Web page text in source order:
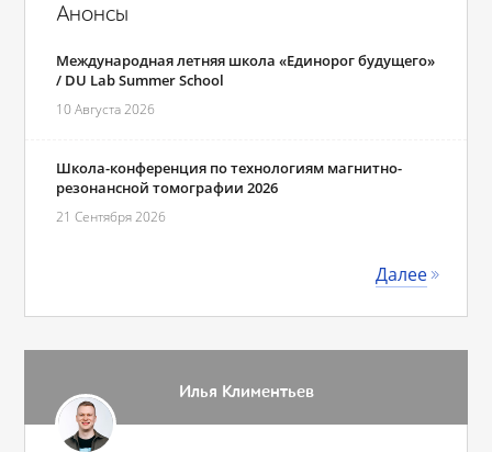
Анонсы
Международная летняя школа «Единорог будущего»
/ DU Lab Summer School
10 Августа 2026
Школа-конференция по технологиям магнитно-
резонансной томографии 2026
21 Сентября 2026
Далее
Илья Климентьев